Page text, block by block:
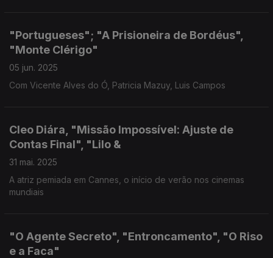
"Portugueses"; "A Prisioneira de Bordéus",
"Monte Clérigo"
05 jun. 2025
Com Vicente Alves do Ó, Patricia Mazuy, Luis Campos
Cleo Diára, "Missão Impossível: Ajuste de
Contas Final", "Lilo &
31 mai. 2025
A atriz pemiada em Cannes, o início de verão nos cinemas
mundiais
"O Agente Secreto", "Entroncamento", "O Riso
e a Faca"